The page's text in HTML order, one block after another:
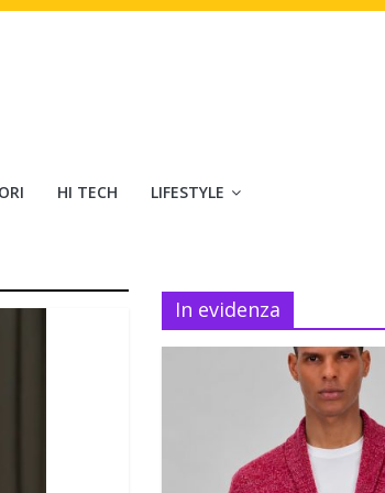
HI TECH LIFESTYLE
In evidenza